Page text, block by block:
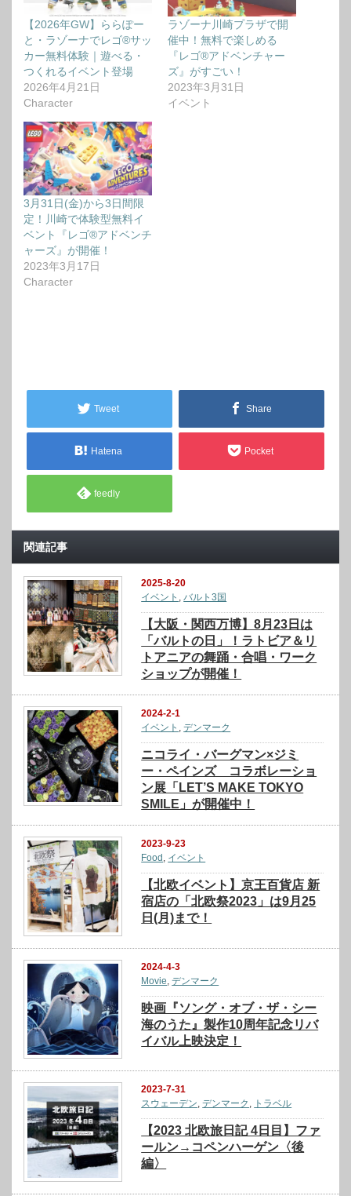
【2026年GW】ららぽー
と・ラゾーナでレゴ®サッ
カー無料体験｜遊べる・
つくれるイベント登場
2026年4月21日
Character
ラゾーナ川崎プラザで開
催中！無料で楽しめる
『レゴ®アドベンチャー
ズ』がすごい！
2023年3月31日
イベント
3月31日(金)から3日間限
定！川崎で体験型無料イ
ベント『レゴ®アドベンチ
ャーズ』が開催！
2023年3月17日
Character
Tweet Share
Hatena Pocket
feedly
関連記事
2025-8-20
イベント ,バルト3国
【大阪・関西万博】8月23日は
「バルトの日」！ラトビア＆リ
トアニアの舞踊・合唱・ワーク
ショップが開催！
2024-2-1
イベント ,デンマーク
ニコライ・バーグマン×ジミ
ー・ペインズ コラボレーショ
ン展「LET’S MAKE TOKYO
SMILE」が開催中！
2023-9-23
Food , イベント
【北欧イベント】京王百貨店 新
宿店の「北欧祭2023」は9月25
日(月)まで！
2024-4-3
Movie ,デンマーク
映画『ソング・オブ・ザ・シー
海のうた』製作10周年記念リバ
イバル上映決定！
2023-7-31
スウェーデン,デンマーク , トラベル
【2023 北欧旅日記 4日目】ファ
ールン→コペンハーゲン〈後
編〉